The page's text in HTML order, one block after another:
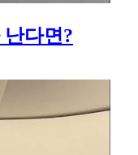
다면?